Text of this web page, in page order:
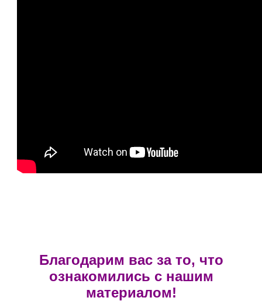
Благодарим вас за то, что
ознакомились с нашим
материалом!